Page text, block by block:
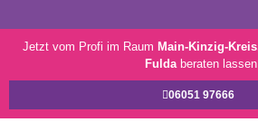
Jetzt vom Profi im Raum Main-Kinzig-
Fulda beraten
06051 97666